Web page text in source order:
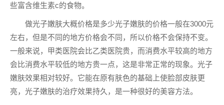
些富含维生素c的食物。
做光子嫩肤大概价格是多少光子嫩肤的价格一般在3000元
左右，但是不同的地方价格会不同，所以价格不会保持不变。
一般来说，甲类医院会比乙类医院贵，而消费水平较高的地方
会比消费水平较低的地方贵一点，这是非常正常的现象。光子
嫩肤效果相对较好。它能在原有肤色的基础上使脸部皮肤更
亮，光子嫩肤的治疗效果持久，是一种很好的美容方法。